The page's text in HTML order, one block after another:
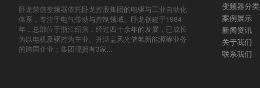
卧龙荣信变频器依托卧龙控股集团的电驱与工业自动化
体系，专注于电气传动与控制领域。卧龙创建于1984
年，总部位于浙江绍兴，经过四十余年的发展，已成长
为以电机及驱控为主业、并涵盖风光储氢新能源等业务
的跨国企业；集团现拥有3家...
变频器分类
案例展示
新闻资讯
关于我们
联系我们